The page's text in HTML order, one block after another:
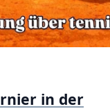
in der